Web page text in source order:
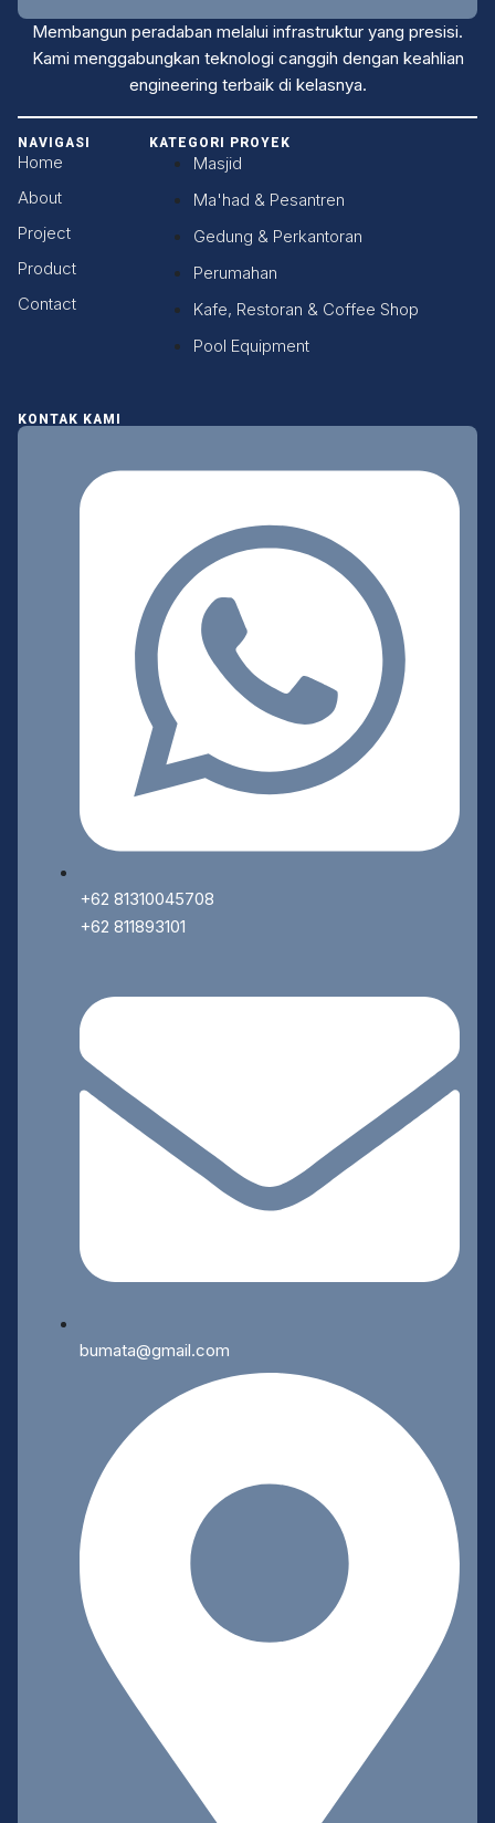
Membangun peradaban melalui infrastruktur yang presisi.
Kami menggabungkan teknologi canggih dengan keahlian
engineering terbaik di kelasnya.
NAVIGASI
Home
About
Project
Product
Contact
KATEGORI PROYEK
Masjid
Ma'had & Pesantren
Gedung & Perkantoran
Perumahan
Kafe, Restoran & Coffee Shop
Pool Equipment
KONTAK KAMI
+62 81310045708
+62 811893101
bumata@gmail.com